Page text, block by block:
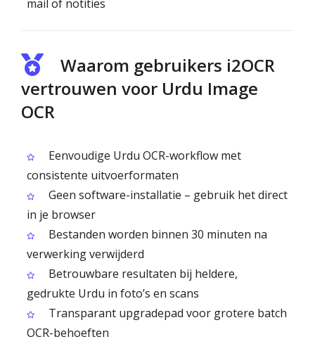
mail of notities
Waarom gebruikers i2OCR
vertrouwen voor Urdu Image
OCR
Eenvoudige Urdu OCR-workflow met
consistente uitvoerformaten
Geen software-installatie – gebruik het direct
in je browser
Bestanden worden binnen 30 minuten na
verwerking verwijderd
Betrouwbare resultaten bij heldere,
gedrukte Urdu in foto’s en scans
Transparant upgradepad voor grotere batch
OCR-behoeften